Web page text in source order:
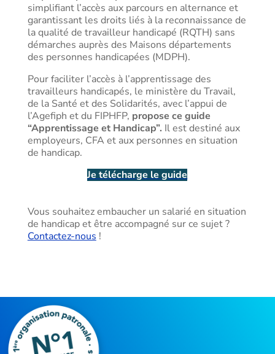
simplifiant l’accès aux parcours en alternance et
garantissant les droits liés à la reconnaissance de
la qualité de travailleur handicapé (RQTH) sans
démarches auprès des Maisons départements
des personnes handicapées (MDPH).
Pour faciliter l’accès à l’apprentissage des
travailleurs handicapés, le ministère du Travail,
de la Santé et des Solidarités, avec l’appui de
l’Agefiph et du FIPHFP, propose ce guide
“Apprentissage et Handicap”. Il est destiné aux
employeurs, CFA et aux personnes en situation
de handicap.
Je télécharge le guide
Vous souhaitez embaucher un salarié en situation
de handicap et être accompagné sur ce sujet ?
Contactez-nous !